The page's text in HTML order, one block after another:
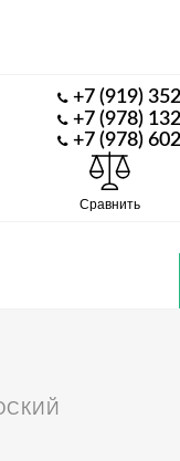
+7 (919)
+7 (978)
+7 (978)
Сравнить